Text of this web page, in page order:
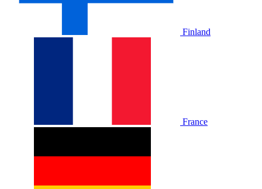
Finland
France